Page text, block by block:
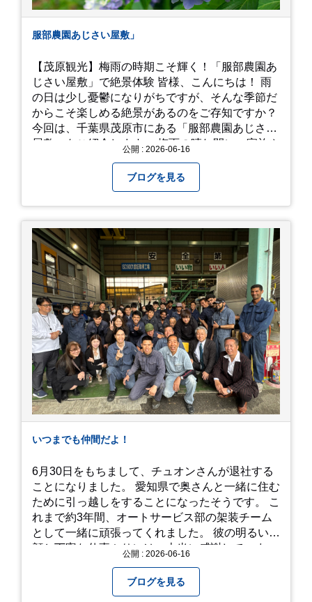
服部農園あじさい屋敷」
【茂原観光】梅雨の時期こそ輝く！「服部農園あ
じさい屋敷」で絶景体験 皆様、こんにちは！ 雨
の日は少し憂鬱になりがちですが、そんな季節だ
からこそ楽しめる絶景があるのをご存知ですか？
今回は、千葉県茂原市にある「服部農園あじさい
屋敷」をご紹介します。 梅雨の晴れ間に、家族や
め尽くす「あじさい」 服部農園あじさい屋敷の魅
力は、なんといってもそのスケール感。約18,000
平方メートルの広大な敷地に、なんと250種類以
上・約20,000株ものアジサイが植えられていま
す。 山肌を埋め尽くすように咲き誇るブルー、ピ
ンク、紫のアジサイは圧巻の一言。 歩道が整備さ
れているので、アジサイの中に囲まれるような感
覚で散策を楽しめます。 写真好きにはたまらない
「フォトジェニック」な景色 あじさい屋敷は、ど
こを切り取っても絵になる場所ばかり。 高い場所
からの眺望: 敷地が高い位置にあるため、あじさ
い越しに広がる茂原の景色を一望できます。 小道
での撮影: アジサイの小道を歩いている後ろ姿
は、とても幻想的で素敵な写真になりますよ。 梅
雨の季節特有の「しっとりと濡れたアジサイ」も
素敵ですし、晴れた日の「キラキラした光を浴び
たアジサイ」も最高です。ぜひカメラを持って出
やすい靴で: 山の斜面を利用した農園ですので、
歩き慣れた靴で行くのが安心です。 雨対策: 雨上
がりは足元が少し滑りやすくなることがありま
す。タオルや雨具を用意しておくと安心ですね。
開花時期のチェック: その年の気候によって見頃
が少し前後します。出かける前に必ず公式情報や
SNSで見頃を確認しましょう！ おわりに 梅雨の
時期を「我慢する期間」から「お出かけを楽しむ
期間」に変えてくれる、そんな素敵な場所です。
公開 : 2026-06-16
ブログを見る
いつまでも仲間だよ！
6月30日をもちまして、チュオンさんが退社する
ことになりました。 愛知県で奥さんと一緒に住む
ために引っ越しをすることになったそうです。 こ
れまで約3年間、オートサービス部の架装チーム
として一緒に頑張ってくれました。 彼の明るい笑
顔と丁寧な仕事ぶりには、本当に感謝していま
撮影した記念写真を添付します。 チュオンさんの
今後のご活躍と新しいスタートを、みんなで応援
公開 : 2026-06-16
ブログを見る